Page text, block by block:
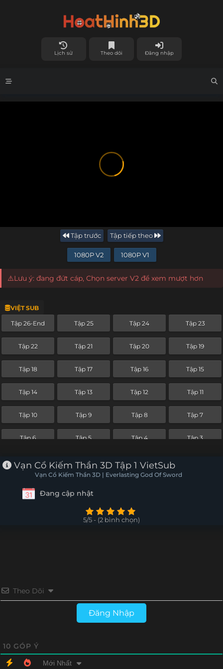
Lịch sử Theo dõi Đăng nhập
Tập trước Tập tiếp theo
1080P V2 1080P V1
⚠️Lưu ý: đang đứt cáp, Chọn server V2 để xem mượt hơn
VIỆT SUB
Tập 26-End Tập 25 Tập 24 Tập 23
Tập 22 Tập 21 Tập 20 Tập 19
Tập 18 Tập 17 Tập 16 Tập 15
Tập 14 Tập 13 Tập 12 Tập 11
Tập 10 Tập 9 Tập 8 Tập 7
Tập 6 Tập 5 Tập 4 Tập 3
Tập 2 Tập 1
Vạn Cổ Kiếm Thần 3D Tập 1 VietSub
Vạn Cổ Kiếm Thần 3D | Everlasting God Of Sword
Đang cập nhật
5/5 - (2 bình chọn)
Theo Dõi
Đăng Nhập
10 GÓP Ý
Mới Nhất